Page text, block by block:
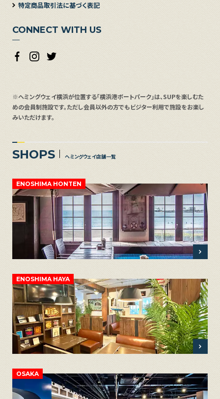
特定商品取引法に基づく表記
CONNECT WITH US
※ヘミングウェイ横浜が位置する「横浜港ボートパーク」は、SUPを楽しむた
めの会員制施設です。ただし会員以外の方でもビジター利用で施設をお楽し
みいただけます。
SHOPS ヘミングウェイ店舗一覧
ENOSHIMA HONTEN
ENOSHIMA HAYA
OSAKA